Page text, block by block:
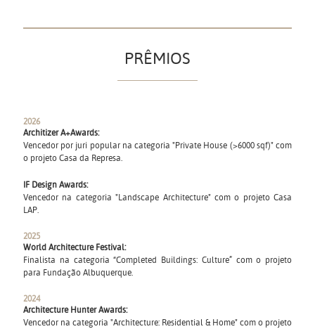
PRÊMIOS
2026
Architizer A+Awards:
Vencedor por juri popular na categoria "Private House (>6000 sqf)" com
o projeto Casa da Represa.
IF Design Awards:
Vencedor na categoria "Landscape Architecture" com o projeto Casa
LAP.
2025
World Architecture Festival:
Finalista na categoria “Completed Buildings: Culture” com o projeto
para Fundação Albuquerque.
2024
Architecture Hunter Awards:
Vencedor na categoria "Architecture: Residential & Home" com o projeto